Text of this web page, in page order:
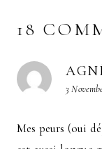
18
3
Mes peurs (oui